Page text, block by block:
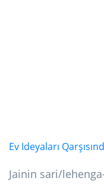
Ev Ideyaları
Jainin sari/